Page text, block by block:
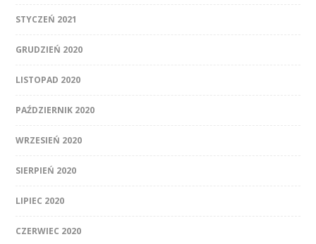
STYCZEŃ 2021
GRUDZIEŃ 2020
LISTOPAD 2020
PAŹDZIERNIK 2020
WRZESIEŃ 2020
SIERPIEŃ 2020
LIPIEC 2020
CZERWIEC 2020